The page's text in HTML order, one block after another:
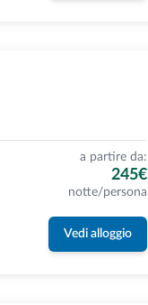
a partire da:
245€
notte/persona
Vedi alloggio